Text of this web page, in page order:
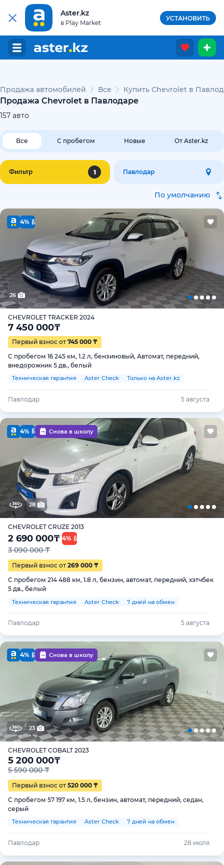
Aster.kz
в Play Market
УСТАНОВИТЬ
Продажа автомобилей Все Купить Chevrolet в
Продажа Chevrolet в Павлодаре
157 авто
Все С пробегом Новые От Aster.kz
Фильтр 1 Павлодар
По умолчанию
4%
26
CHEVROLET TRACKER 2024
7 450 000₸
Первый взнос от 745 000 ₸
С пробегом 16 245 км, 1.2 л, бензиновый, Автомат, передний,
внедорожник 5 дв., белый
Техническая гарантия Aster Check Только на Aster.kz
Павлодар 5 августа
4% Снова в школу
28
CHEVROLET CRUZE 2013
2 690 000₸ 4%
3 090 000 ₸
Первый взнос от 269 000 ₸
С пробегом 214 488 км, 1.8 л, бензин, автомат, передний, хэтчбек
5 дв., белый
Техническая гарантия Aster Check 7 дней на обмен
Павлодар 5 августа
4% Снова в школу
23
CHEVROLET COBALT 2023
5 200 000₸
5 590 000 ₸
Первый взнос от 520 000 ₸
С пробегом 57 197 км, 1.5 л, бензин, автомат, передний, седан,
серый
Техническая гарантия Aster Check 7 дней на обмен
Павлодар 28 июля